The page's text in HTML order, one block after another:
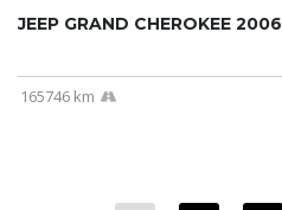
JEEP GRAND CHEROKEE 2006
165746 km